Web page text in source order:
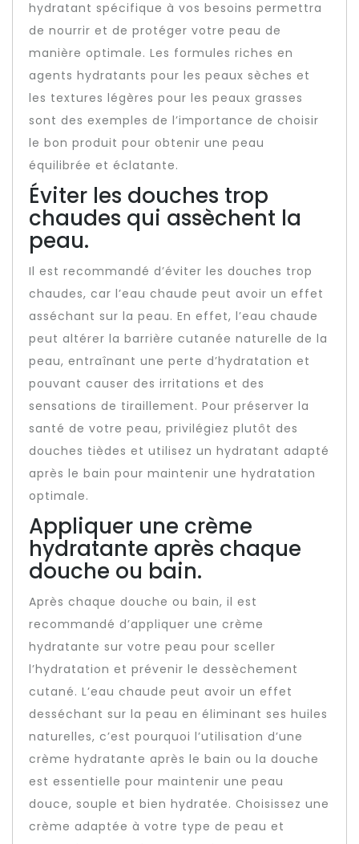
hydratant spécifique à vos besoins permettra
de nourrir et de protéger votre peau de
manière optimale. Les formules riches en
agents hydratants pour les peaux sèches et
les textures légères pour les peaux grasses
sont des exemples de l’importance de choisir
le bon produit pour obtenir une peau
équilibrée et éclatante.
Éviter les douches trop
chaudes qui assèchent la
peau.
Il est recommandé d’éviter les douches trop
chaudes, car l’eau chaude peut avoir un effet
asséchant sur la peau. En effet, l’eau chaude
peut altérer la barrière cutanée naturelle de la
peau, entraînant une perte d’hydratation et
pouvant causer des irritations et des
sensations de tiraillement. Pour préserver la
santé de votre peau, privilégiez plutôt des
douches tièdes et utilisez un hydratant adapté
après le bain pour maintenir une hydratation
optimale.
Appliquer une crème
hydratante après chaque
douche ou bain.
Après chaque douche ou bain, il est
recommandé d’appliquer une crème
hydratante sur votre peau pour sceller
l’hydratation et prévenir le dessèchement
cutané. L’eau chaude peut avoir un effet
desséchant sur la peau en éliminant ses huiles
naturelles, c’est pourquoi l’utilisation d’une
crème hydratante après le bain ou la douche
est essentielle pour maintenir une peau
douce, souple et bien hydratée. Choisissez une
crème adaptée à votre type de peau et